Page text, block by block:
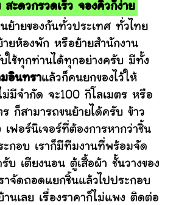
ะดวกรวดเร็ว จองคิวก็ง่าย
องกันทั่วประเทศ ทั่วไทย
ายห้องพัก หรือย้ายสำนักงาน
ใช้ทุกท่านได้ทุกอย่างครับ มีทั้ง
อินทราแล้วก็คนยกของไว้ให้
ม่มีจำกัด จะ100 กิโลเมตร หรือ
ก็สามารถขนย้ายได้ครับ ข้าว
เฟอร์นิเจอร์ที่ต้องการหากว่าชิ้น
ะกอบ เราก็มีทีมงานที่พร้อมจัด
บ เตียงนอน ตู้เสื้อผ้า ชั้นวางของ
าจัดถอดแยกชิ้นแล้วไปประกอบ
นเลย เรื่องราคาก็ไม่แพง ติดต่อ